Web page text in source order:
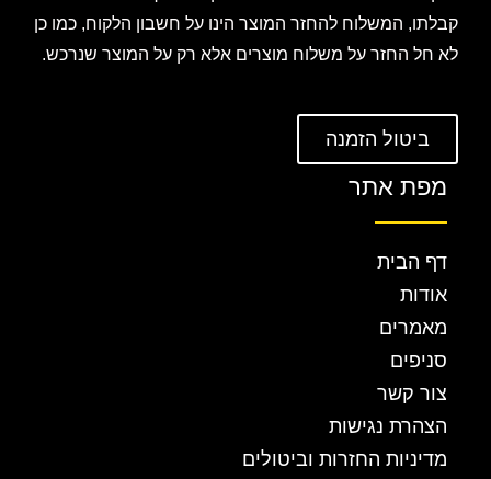
קבלתו, המשלוח להחזר המוצר הינו על חשבון הלקוח, כמו כן
לא חל החזר על משלוח מוצרים אלא רק על המוצר שנרכש.
ביטול הזמנה
מפת אתר
דף הבית
אודות
מאמרים
סניפים
צור קשר
הצהרת נגישות
מדיניות החזרות וביטולים